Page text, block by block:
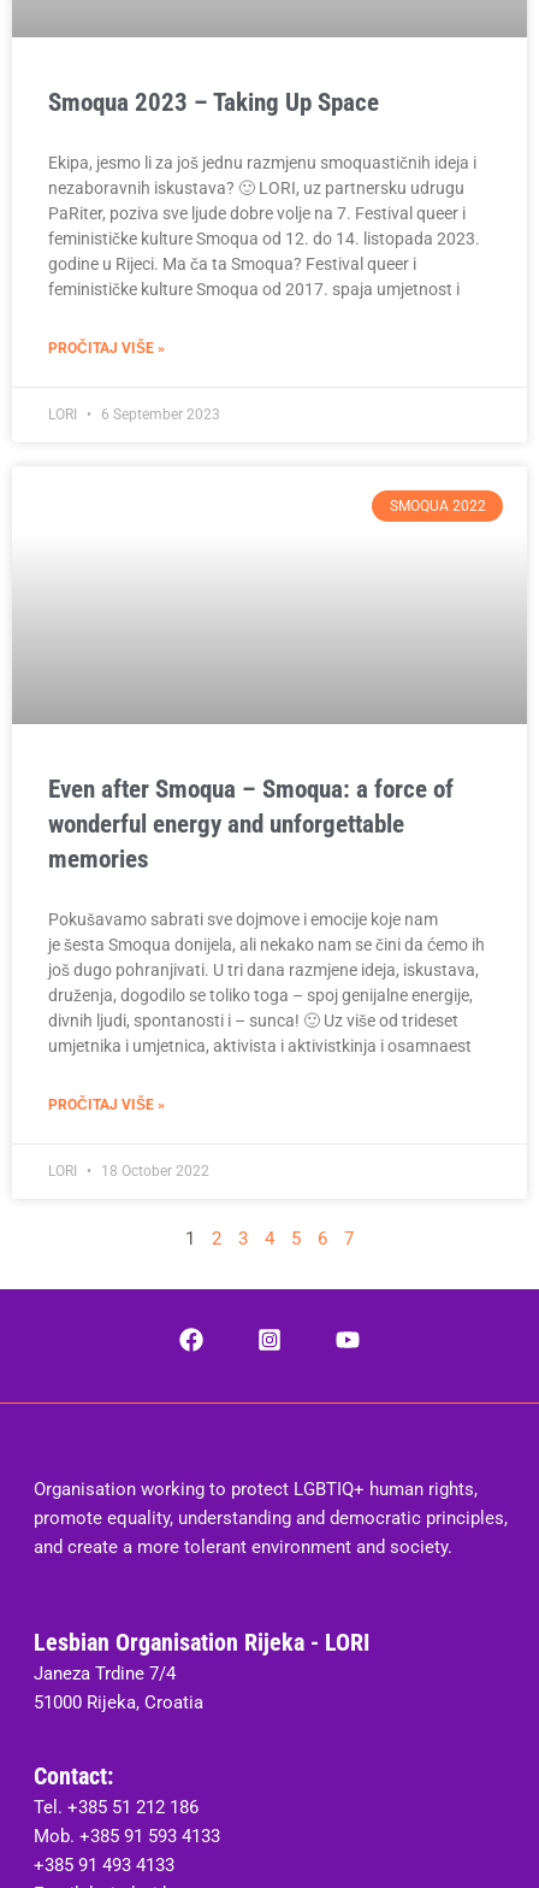
Smoqua 2023 – Taking Up Space
Ekipa, jesmo li za još jednu razmjenu smoquastičnih ideja i
nezaboravnih iskustava? 🙂 LORI, uz partnersku udrugu
PaRiter, poziva sve ljude dobre volje na 7. Festival queer i
feminističke kulture Smoqua od 12. do 14. listopada 2023.
godine u Rijeci. Ma ča ta Smoqua? Festival queer i
feminističke kulture Smoqua od 2017. spaja umjetnost i
PROČITAJ VIŠE »
LORI 6 September 2023
SMOQUA 2022
Even after Smoqua – Smoqua: a force of
wonderful energy and unforgettable
memories
Pokušavamo sabrati sve dojmove i emocije koje nam
je šesta Smoqua donijela, ali nekako nam se čini da ćemo ih
još dugo pohranjivati. U tri dana razmjene ideja, iskustava,
druženja, dogodilo se toliko toga – spoj genijalne energije,
divnih ljudi, spontanosti i – sunca! 🙂 Uz više od trideset
umjetnika i umjetnica, aktivista i aktivistkinja i osamnaest
PROČITAJ VIŠE »
LORI 18 October 2022
1 2 3 4 5 6 7
Organisation working to protect LGBTIQ+ human rights,
promote equality, understanding and democratic principles,
and create a more tolerant environment and society.
Lesbian Organisation Rijeka - LORI
Janeza Trdine 7/4
51000 Rijeka, Croatia
Contact:
Tel. +385 51 212 186
Mob. +385 91 593 4133
+385 91 493 4133